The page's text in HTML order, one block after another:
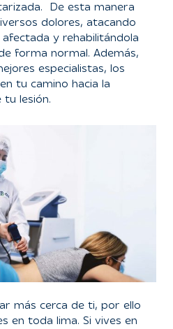
De esta manera
dolores, atacando
y rehabilitándola
forma normal. Además,
especialistas, los
tu camino hacia la
lesión.
más cerca de ti, por ello
en toda lima. Si vives en